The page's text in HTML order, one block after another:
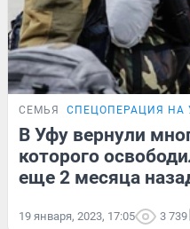
СЕМЬЯ СПЕЦОПЕРАЦИЯ НА
В Уфу вернули
которого
еще 2 месяца
19 января, 2023, 17:05 3 739